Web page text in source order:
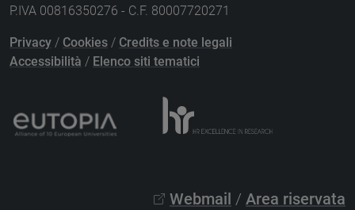
P.IVA 00816350276 - C.F. 80007720271
Privacy / Cookies / Credits e note legali
Accessibilità / Elenco siti tematici
Webmail / Area riservata